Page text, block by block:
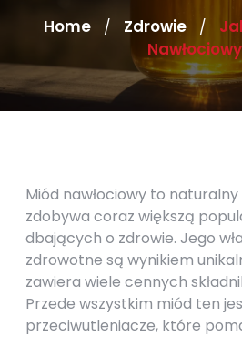
Home / Zdrowie /
Miód nawłociowy to
zdobywa coraz większą
dbających o zdrowie. Jego
zdrowotne są wynikiem
zawiera wiele cennych
Przede wszystkim miód ten
przeciwutleniacze, które